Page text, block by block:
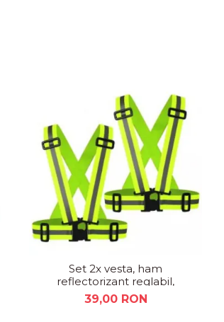
Set 2x vesta, ham
reflectorizant reglabil,
material elastic
39,00 RON